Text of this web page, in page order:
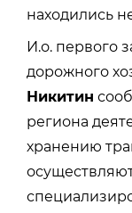
находились
И.о. первого
дорожного
Никитин
региона
хранению